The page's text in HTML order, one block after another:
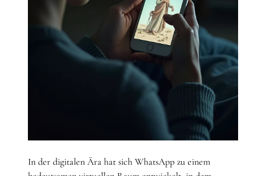
In der digitalen Ära hat sich WhatsApp zu einem